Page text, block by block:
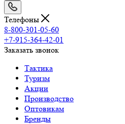
Телефоны
8-800-301-05-60
+7-915-364-42-01
Заказать звонок
Тактика
Туризм
Акции
Производство
Оптовикам
Бренды